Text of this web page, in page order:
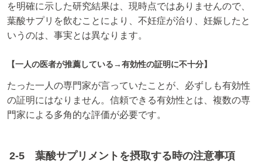
を明確に示した研究結果は、現時点ではありませんので、
葉酸サプリを飲むことにより、不妊症が治り、妊娠したと
いうのは、事実とは異なります。
【一人の医者が推薦している→有効性の証明に不十分】
たった一人の専門家が言っていたことが、必ずしも有効性
の証明にはなりません。信頼できる有効性とは、複数の専
門家による多角的な評価が必要です。
2-5 葉酸サプリメントを摂取する時の注意事項